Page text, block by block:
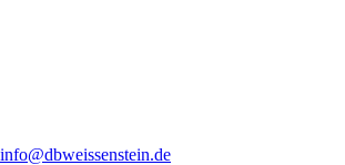
info@dbweissenstein.de